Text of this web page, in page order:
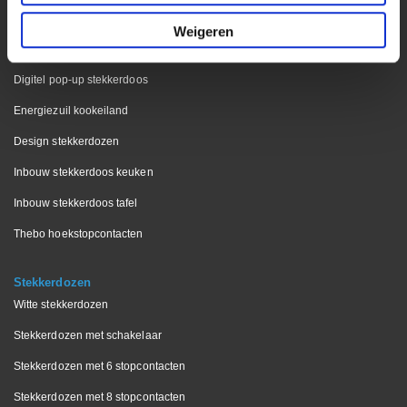
Weigeren
Inbouw stekkerdoos interieurbouw
Digitel pop-up stekkerdoos
Energiezuil kookeiland
Design stekkerdozen
Inbouw stekkerdoos keuken
Inbouw stekkerdoos tafel
Thebo hoekstopcontacten
Stekkerdozen
Witte stekkerdozen
Stekkerdozen met schakelaar
Stekkerdozen met 6 stopcontacten
Stekkerdozen met 8 stopcontacten